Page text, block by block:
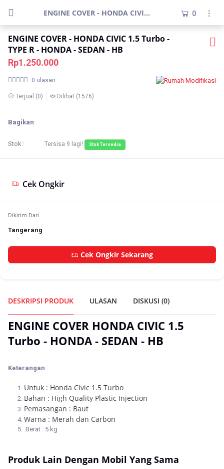
ENGINE COVER - HONDA CIVIC 1.5 Turbo - TYPE R - HONDA - SEDAN - HB 0
ENGINE COVER - HONDA CIVIC 1.5 Turbo -
TYPE R - HONDA - SEDAN - HB
Rp1.250.000
0 ulasan
Terjual (0) Dilihat (1576)
Bagikan
Stok : Tersisa 9 lagi! Stok Tersedia
Cek Ongkir
Dikirim Dari
Tangerang
Cek Ongkir Sekarang
DESKRIPSI PRODUK ULASAN DISKUSI (0)
ENGINE COVER HONDA CIVIC 1.5
Turbo - HONDA - SEDAN - HB
Keterangan :
Untuk : Honda Civic 1.5 Turbo
Bahan : High Quality Plastic Injection
Pemasangan : Baut
Warna : Merah dan Carbon
.Berat : 5 kg
Produk Lain Dengan Mobil Yang Sama